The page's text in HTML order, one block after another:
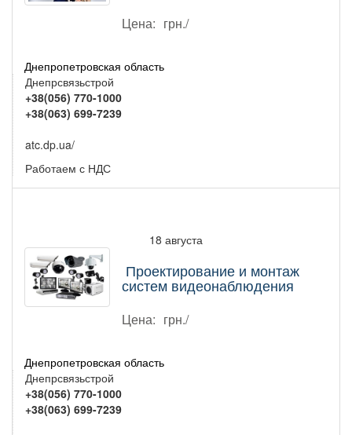
Цена: грн./
Днепропетровская область
Днепрсвязьстрой
+38(056) 770-1000
+38(063) 699-7239
atc.dp.ua/
Работаем с НДС
18 августа
Проектирование и монтаж
систем видеонаблюдения
Цена: грн./
Днепропетровская область
Днепрсвязьстрой
+38(056) 770-1000
+38(063) 699-7239